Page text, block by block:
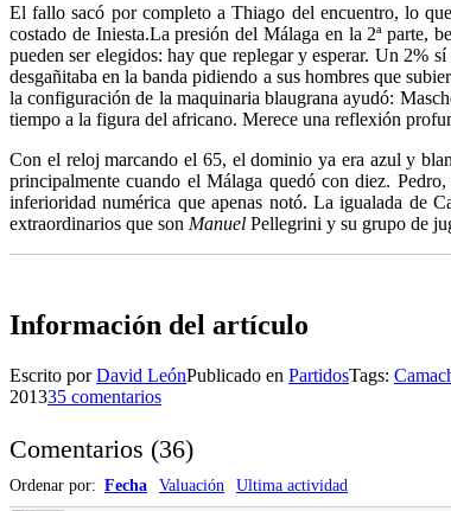
El fallo sacó por completo a Thiago del encuentro, lo
costado de Iniesta.La presión del Málaga en la 2ª parte,
pueden ser elegidos: hay que replegar y esperar. Un 2%
desgañitaba en la banda pidiendo a sus hombres que
la configuración de la maquinaria blaugrana ayudó:
tiempo a la figura del africano. Merece una reflexión
Con el reloj marcando el 65, el dominio ya era azul y
principalmente cuando el Málaga quedó con diez.
inferioridad numérica que apenas notó. La igualada de
extraordinarios que son Manuel Pellegrini y su grupo de
Información del artículo
Escrito porDavid LeónPublicado en PartidosTags:
201335 comentarios
Comentarios (36)
Ordenar por: Fecha Valuación Ultima actividad